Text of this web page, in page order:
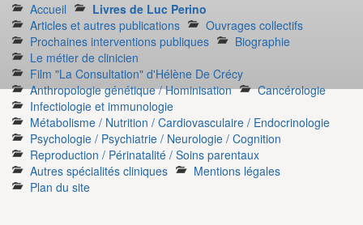
Accueil
Livres de Luc Perino
Articles et autres publications
Ouvrages collectifs
Prochaines interventions publiques
Biographie
Le métier de clinicien
Film "La Consultation" d'Hélène De Crécy
Anthropologie génétique / Hominisation
Cancérologie
Infectiologie et immunologie
Métabolisme / Nutrition / Cardiovasculaire / Endocrinologie
Psychologie / Psychiatrie / Neurologie / Cognition
Reproduction / Périnatalité / Soins parentaux
Autres spécialités cliniques
Mentions légales
Plan du site